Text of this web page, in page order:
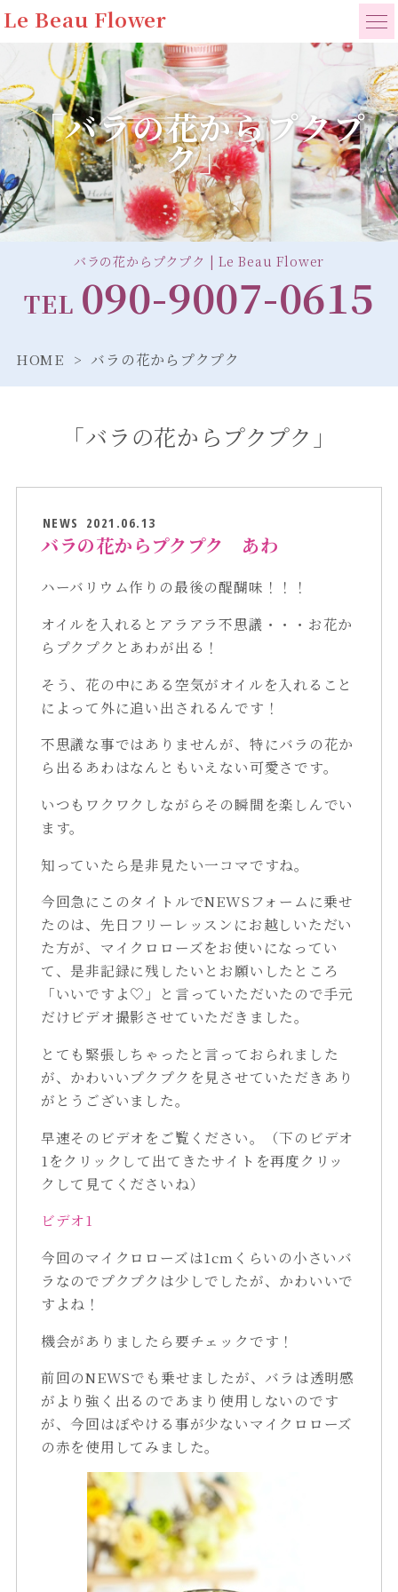
Le Beau Flower
「バラの花からプクプ
ク」
バラの花からプクプク | Le Beau Flower
TEL 090-9007-0615
HOME バラの花からプクプク
「バラの花からプクプク」
NEWS 2021.06.13
バラの花からプクプク あわ
ハーバリウム作りの最後の醍醐味！！！
オイルを入れるとアラアラ不思議・・・お花か
らプクプクとあわが出る！
そう、花の中にある空気がオイルを入れること
によって外に追い出されるんです！
不思議な事ではありませんが、特にバラの花か
ら出るあわはなんともいえない可愛さです。
いつもワクワクしながらその瞬間を楽しんでい
ます。
知っていたら是非見たい一コマですね。
今回急にこのタイトルでNEWSフォームに乗せ
たのは、先日フリーレッスンにお越しいただい
た方が、マイクロローズをお使いになってい
て、是非記録に残したいとお願いしたところ
「いいですよ♡」と言っていただいたので手元
だけビデオ撮影させていただきました。
とても緊張しちゃったと言っておられました
が、かわいいプクプクを見させていただきあり
がとうございました。
早速そのビデオをご覧ください。（下のビデオ
1をクリックして出てきたサイトを再度クリッ
クして見てくださいね）
ビデオ1
今回のマイクロローズは1cmくらいの小さいバ
ラなのでプクプクは少しでしたが、かわいいで
すよね！
機会がありましたら要チェックです！
前回のNEWSでも乗せましたが、バラは透明感
がより強く出るのであまり使用しないのです
が、今回はぼやける事が少ないマイクロローズ
の赤を使用してみました。